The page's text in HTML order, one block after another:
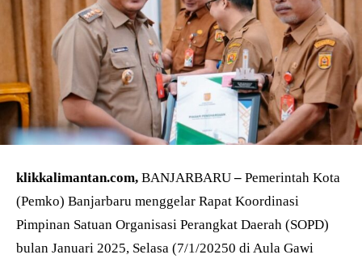
klikkalimantan.com, BANJARBARU– Pemerintah Kota
(Pemko) Banjarbaru menggelar Rapat Koordinasi
Pimpinan Satuan Organisasi Perangkat Daerah (SOPD)
bulan Januari 2025, Selasa (7/1/20250 di Aula Gawi